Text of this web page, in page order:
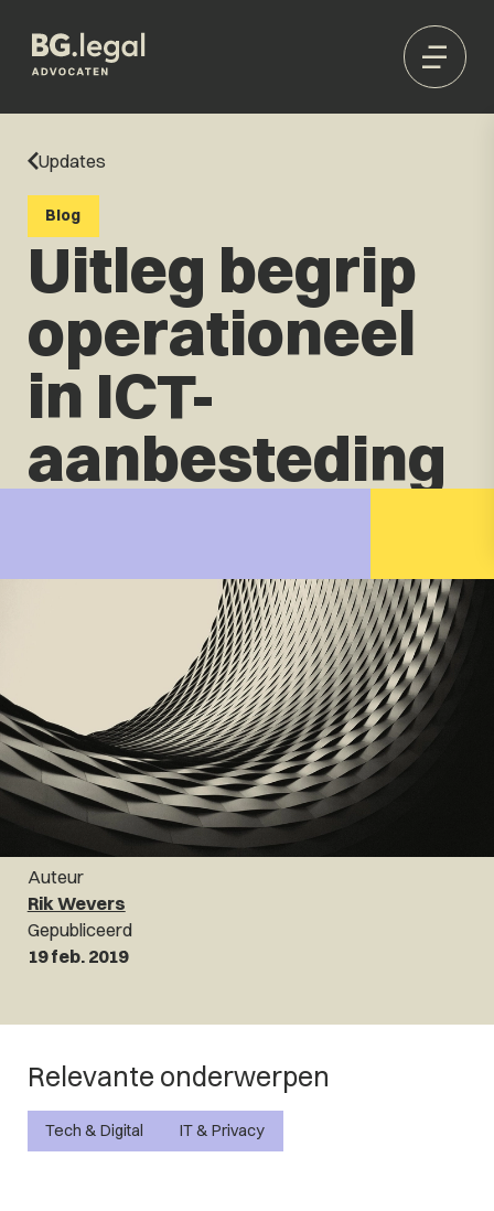
Updates
Blog
Uitleg begrip
operationeel
in ICT-
aanbesteding
Auteur
Rik Wevers
Gepubliceerd
19 feb. 2019
Relevante onderwerpen
Tech & Digital IT & Privacy